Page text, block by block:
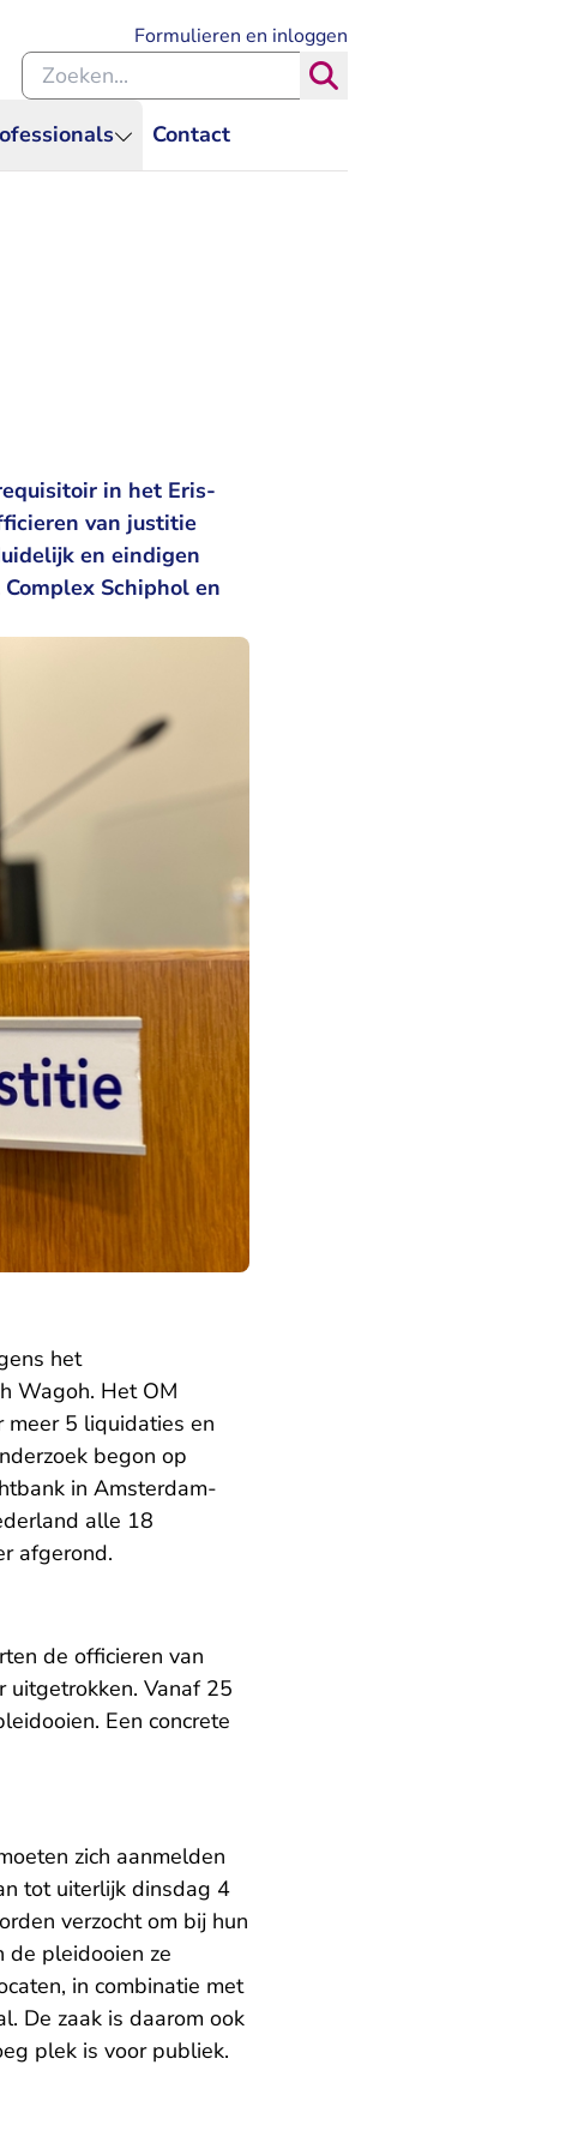
Contact
Formulieren en inloggen
Zoeken binnen de Rechtspraak
in het Eris-
van justitie
en eindigen
Schiphol en
het
Wagoh. Het OM
meer 5 liquidaties en
begon op
in Amsterdam-
alle 18
afgerond.
de officieren van
uitgetrokken. Vanaf 25
Een concrete
zich aanmelden
tot uiterlijk dinsdag 4
verzocht om bij hun
de pleidooien ze
in combinatie met
De zaak is daarom ook
plek is voor publiek.